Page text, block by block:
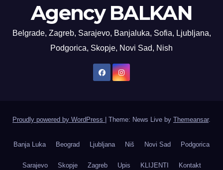
Agency BALKAN
Belgrade, Zagreb, Sarajevo, Banjaluka, Sofia, Ljubljana,
Podgorica, Skopje, Novi Sad, Nish
Proudly powered by WordPress Theme: News Live by Themeansar.
Banja Luka Beograd Ljubljana Niš Novi Sad Podgorica
Sarajevo Skopje Zagreb Upis KLIJENTI Kontakt